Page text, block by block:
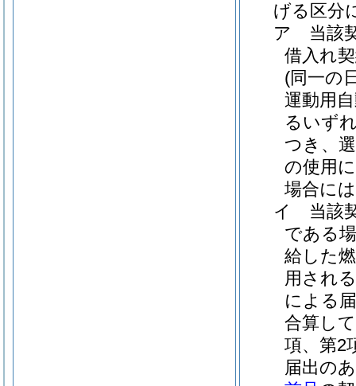
げる区分
ア
当該
借入れ
(同一の
運動用
るいず
つき、
の使用
場合に
イ
当該
である
給した
用され
による
合算し
項、第2
届出の